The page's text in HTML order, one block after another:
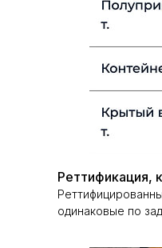
Реттификация,
одинаковые по